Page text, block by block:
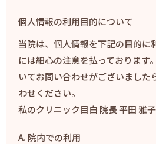
個人情報の利用目的について
当院は、個人情報を下記の目的に
には細心の注意を払っております
いてお問い合わせがございました
わせください。
私のクリニック目白 院長 平田 雅子
A. 院内での利用